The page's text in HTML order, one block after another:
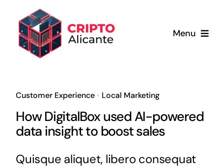
contenido
Menu
Servicios
Sobre nosotros
Customer Experience• Local Marketing
How DigitalBox used AI-powered
data insight to boost sales
Quisque aliquet, libero consequat